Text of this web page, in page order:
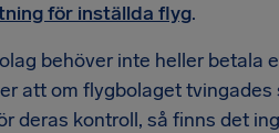
för inställda flyg.
behöver inte heller betala
att om flygbolaget
deras kontroll, så finns det